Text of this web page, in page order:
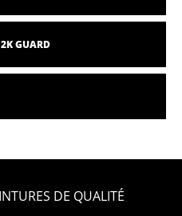
GUARD
DE QUALITÉ